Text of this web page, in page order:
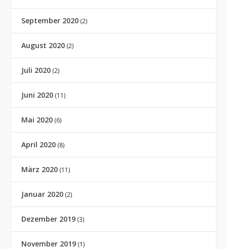
September 2020 (2)
August 2020 (2)
Juli 2020 (2)
Juni 2020 (11)
Mai 2020 (6)
April 2020 (8)
März 2020 (11)
Januar 2020 (2)
Dezember 2019 (3)
November 2019 (1)